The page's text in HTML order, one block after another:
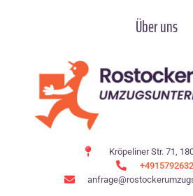
Über uns
Kröpeliner Str. 71,